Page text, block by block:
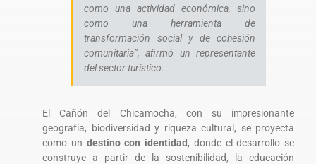
como una actividad económica, sino
como una herramienta de
transformación social y de cohesión
comunitaria”, afirmó un representante
del sector turístico.
El Cañón del Chicamocha, con su impresionante
geografía, biodiversidad y riqueza cultural, se proyecta
como un destino con identidad , donde el desarrollo se
construye a partir de la sostenibilidad, la educación